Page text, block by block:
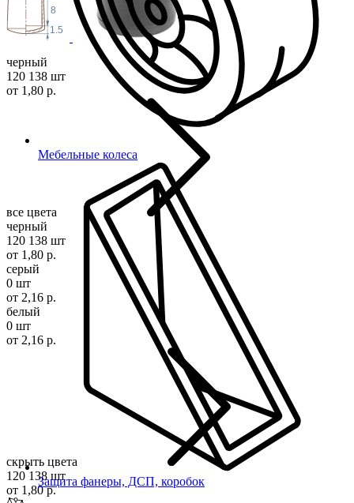
Мебельные колеса
Защита фанеры, ДСП, коробок
8
1.5
черный
120 138 шт
от 1,80 р.
все цвета
черный
120 138 шт
от 1,80 р.
серый
0 шт
от 2,16 р.
белый
0 шт
от 2,16 р.
скрыть цвета
120 138 шт
от 1,80 р.